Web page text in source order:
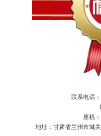
联系电话
座机
地址：甘肃省兰州市城